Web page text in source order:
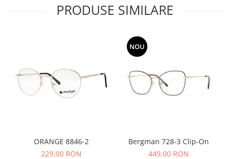
PRODUSE SIMILARE
ORANGE 8846-2
229,00 RON
NOU
Bergman 728-3 Clip-On
449,00 RON